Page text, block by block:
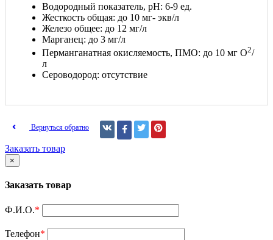
Водородный показатель, pH: 6-9 ед.
Жесткость общая: до 10 мг- экв/л
Железо общее: до 12 мг/л
Марганец: до 3 мг/л
Перманганатная окисляемость, ПМО: до 10 мг О2/
л
Сероводород: отсутствие
Вернуться обратно
Заказать товар
×
Заказать товар
Ф.И.О.*
Телефон*